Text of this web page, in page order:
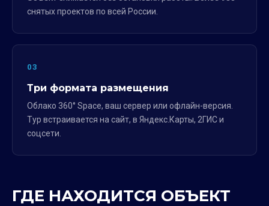
снятых проектов по всей России.
03
Три формата размещения
Облако 360° Space, ваш сервер или офлайн-версия.
Тур встраивается на сайт, в Яндекс.Карты, 2ГИС и
соцсети.
ГДЕ НАХОДИТСЯ ОБЪЕКТ